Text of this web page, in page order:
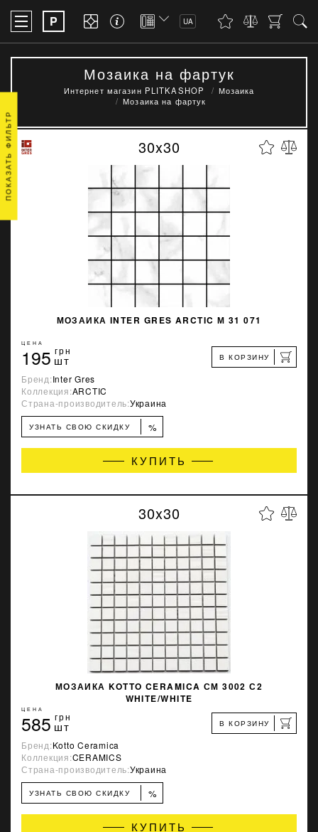
P UA
Мозаика на фартук
Интернет магазин PLITKASHOP
Мозаика
Мозаика на фартук
30x30
МОЗАИКА INTER GRES ARCTIC М 31 071
ЦЕНА
195 грн
шт В КОРЗИНУ
Бренд:Inter Gres
Коллекция:ARCTIC
Страна-производитель:Украина
УЗНАТЬ СВОЮ СКИДКУ %
КУПИТЬ
30x30
МОЗАИКА KOTTO CERAMICA СМ 3002 С2
WHITE/WHITE
ЦЕНА
585 грн
шт В КОРЗИНУ
Бренд:Kotto Ceramica
Коллекция:CERAMICS
Страна-производитель:Украина
УЗНАТЬ СВОЮ СКИДКУ %
КУПИТЬ
ПОКАЗАТЬ ФИЛЬТР